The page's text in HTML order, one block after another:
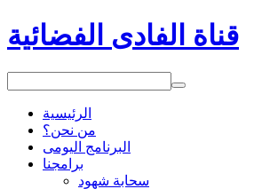
قناة الفادى الفضائية
الرئيسية
من نحن؟
البرنامج اليومى
برامجنا
سحابة شهود